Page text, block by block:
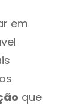
em
que